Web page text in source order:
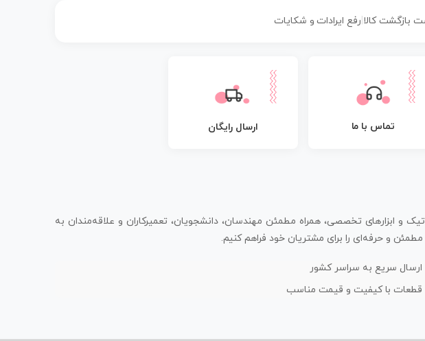
بازگشت کالا رفع ایرادات و شکایات
تماس با ما ارسال رایگان
و ابزارهای تخصصی، همراه مطمئن مهندسان، دانشجویان، تعمیرکاران و علاقه‌مندان به
و حرفه‌ای را برای مشتریان خود فراهم کنیم.
ارسال سریع به سراسر کشور
قطعات با کیفیت و قیمت مناسب